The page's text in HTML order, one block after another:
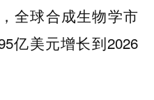
全球合成生物学市
亿美元增长到2026